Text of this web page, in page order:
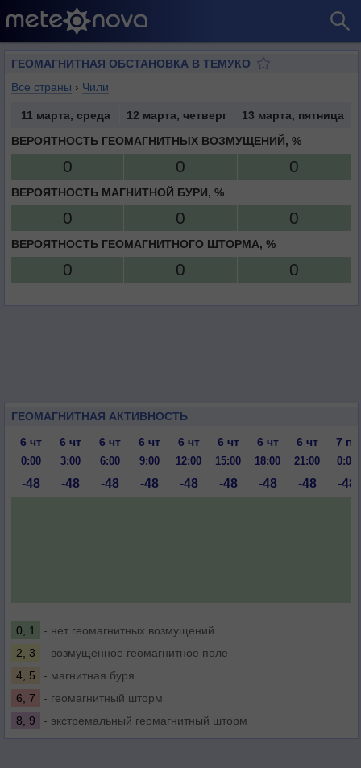
ГЕОМАГНИТНАЯ ОБСТАНОВКА В ТЕМУКО
Все страны › Чили
11 марта, среда 12 марта, четверг
13 марта, пятница
ВЕРОЯТНОСТЬ ГЕОМАГНИТНЫХ ВОЗМУЩЕНИЙ, %
0 0 0
ВЕРОЯТНОСТЬ МАГНИТНОЙ БУРИ, %
0 0 0
ВЕРОЯТНОСТЬ ГЕОМАГНИТНОГО ШТОРМА, %
0 0 0
ГЕОМАГНИТНАЯ АКТИВНОСТЬ
6 чт
6 чт 6 чт 6 чт 6 чт 6 чт 6 чт 6 чт 7 пт
0:00 3:00 6:00 9:00 12:00 15:00 18:00 21:00 0:00
-48 -48 -48 -48 -48 -48 -48 -48 -48
0, 1
- нет геомагнитных возмущений
2, 3
- возмущенное геомагнитное поле
4, 5
- магнитная буря
6, 7
- геомагнитный шторм
8, 9
- экстремальный геомагнитный шторм